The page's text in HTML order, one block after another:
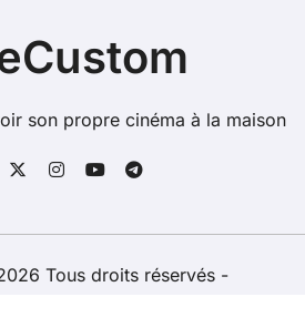
son propre cinéma à la maison
Tous droits réservés -